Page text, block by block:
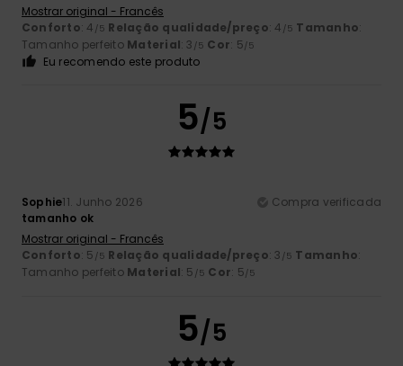
Mostrar original - Francês
Conforto: 4 /5 Relação qualidade/preço: 4 /5 Tamanho:
Tamanho perfeito Material: 3 /5 Cor: 5/5
Eu recomendo este produto
5/5
Sophie11. Junho 2026
Compra verificada
tamanho ok
Mostrar original - Francês
Conforto: 5 /5 Relação qualidade/preço: 3 /5 Tamanho:
Tamanho perfeito Material: 5 /5 Cor: 5/5
5/5